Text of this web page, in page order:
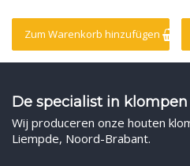
Zum Warenkorb hinzufügen
De specialist in klompen
Wij produceren onze houten
Liempde, Noord-Brabant.